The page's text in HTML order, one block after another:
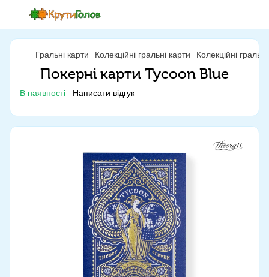
Гральні карти Колекційні гральні карти Колекційні
Покерні карти Tycoon Blue
В наявності Написати відгук